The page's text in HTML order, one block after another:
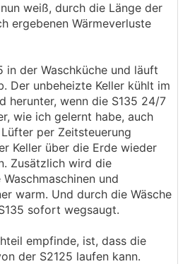
weiß, durch die Länge der
ergebenen Wärmeverluste
in der Waschküche und läuft
Der unbeheizte Keller kühlt im
herunter, wenn die S135 24/7
wie ich gelernt habe, auch
per Zeitsteuerung
Keller über die Erde wieder
Zusätzlich wird die
und
warm. Und durch die Wäsche
sofort wegsaugt.
empfinde, ist, dass die
der S2125 laufen kann.